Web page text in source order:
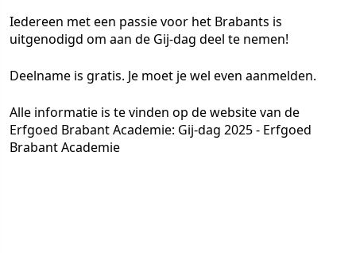
Iedereen met een passie voor het Brabants is
uitgenodigd om aan de Gij-dag deel te nemen!
Deelname is gratis. Je moet je wel even aanmelden.
Alle informatie is te vinden op de website van de
Erfgoed Brabant Academie: Gij-dag 2025 - Erfgoed
Brabant Academie